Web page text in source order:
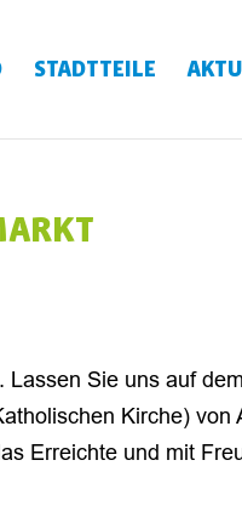
STADTTEILE
Lassen Sie uns auf dem
Kirche) von
Erreichte und mit